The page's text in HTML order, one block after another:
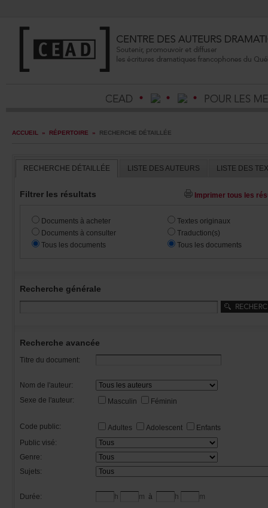
ACCUEIL » RÉPERTOIRE » RECHERCHEDÉTAILLÉE
RECHERCHEDÉTAILLÉE LISTEDESAUTEURS
Filtrerlesrésultats
Documentsàacheter
Documentsàconsulter
Touslesdocuments
Textesoriginaux
Traduction(s)
Touslesdocuments
Recherchegénérale
Rechercheavancée
Titredudocument:
Nomdel'auteur:
Sexedel'auteur:
Masculin Féminin
Codepublic: Adultes Adolescent
Enfants
Publicvisé:
Genre:
Sujets:
Durée: h m à h m